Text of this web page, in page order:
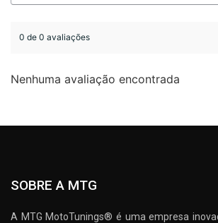
0 de 0 avaliações
Nenhuma avaliação encontrada
SOBRE A MTG
A MTG MotoTunings® é uma empresa